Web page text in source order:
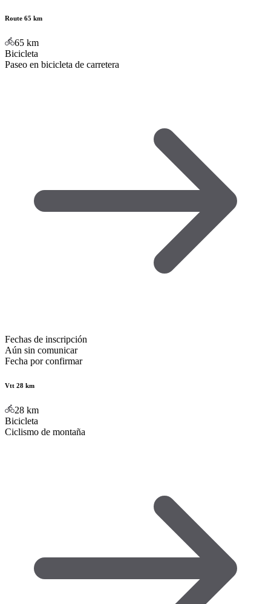
Route 65 km
65 km
Bicicleta
Paseo en bicicleta de carretera
Fechas de inscripción
Aún sin comunicar
Fecha por confirmar
Vtt 28 km
28 km
Bicicleta
Ciclismo de montaña